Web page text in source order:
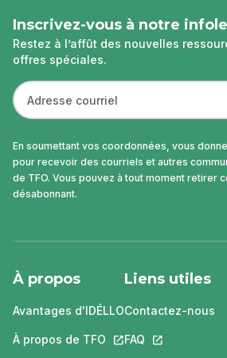
Inscrivez-vous à notre
Restez à l’affût des nouvelles
offres spéciales.
En soumettant vos coordonnées, vous
pour recevoir des courriels et autres
de TFO. Vous pouvez à tout moment retirer
désabonnant.
À propos
Avantages d'IDÉLLO
À propos de TFO Ce lien s'ouvrira
Liens utiles
Contactez-nous
FAQ Ce lien